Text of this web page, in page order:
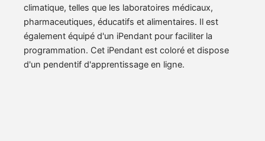
climatique, telles que les laboratoires médicaux,
pharmaceutiques, éducatifs et alimentaires. Il est
également équipé d'un iPendant pour faciliter la
programmation. Cet iPendant est coloré et dispose
d'un pendentif d'apprentissage en ligne.